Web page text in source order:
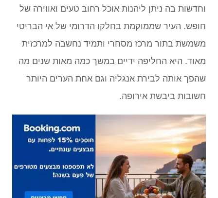
וחדשות בה ניתן ליהנות אוכל רחוב טעים ואווירה של
חופש. העיר שממוקמת בחלקו הדרומי של אי הבריטי
משמשת בתור מרכז מסחרי ותמיד נחשבה למרכזית
מאוד. היא החליפה ידיים במשך כמה מאות שנים מה
שהפך אותה לבירת אנגליה וגם אחת הערים היותר
חשובות ביבשת אירופה.